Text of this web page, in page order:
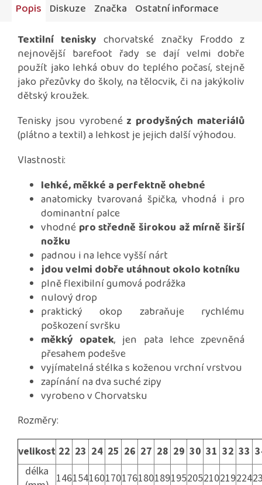
Popis Diskuze Značka Ostatní informace
Textilní tenisky chorvatské značky Froddo z
nejnovější barefoot řady se dají velmi dobře
použít jako lehká obuv do teplého počasí, stejně
jako přezůvky do školy, na tělocvik, či na jakýkoliv
dětský kroužek.
Tenisky jsou vyrobené z prodyšných materiálů
(plátno a textil) a lehkost je jejich další výhodou.
Vlastnosti:
lehké, měkké a perfektně ohebné
anatomicky tvarovaná špička, vhodná i pro
dominantní palce
vhodné pro středně širokou až mírně širší
nožku
padnou i na lehce vyšší nárt
jdou velmi dobře utáhnout okolo kotníku
plně flexibilní gumová podrážka
nulový drop
praktický okop zabraňuje rychlému
poškození svršku
měkký opatek, jen pata lehce zpevněná
přesahem podešve
vyjímatelná stélka s koženou vrchní vrstvou
zapínání na dva suché zipy
vyrobeno v Chorvatsku
Rozměry:
velikost 22 23 24 25 26 27 28 29 30 31 32 33
délka 146154160170176180189195205210219224